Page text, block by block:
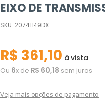
EIXO DE
SKU: 20741149DX
R$ 361,10 à vista
Ou 6x de R$ 60,18 sem juros
Veja mais opções de pagamento